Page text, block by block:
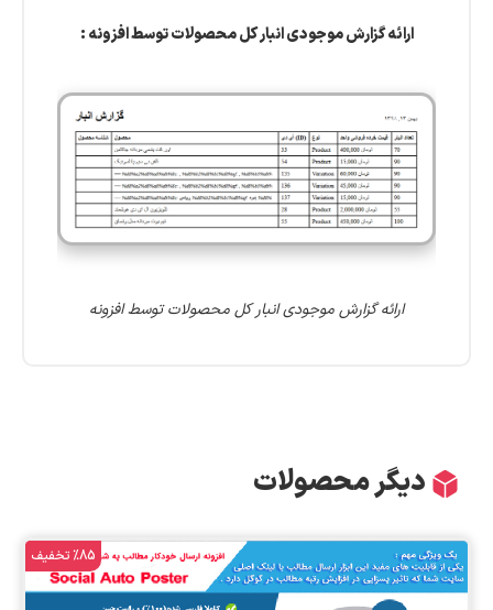
ارائه گزارش موجودی انبار کل محصولات توسط افزونه :
ارائه گزارش موجودی انبار کل محصولات توسط افزونه
دیگر محصولات
%85 تخفیف